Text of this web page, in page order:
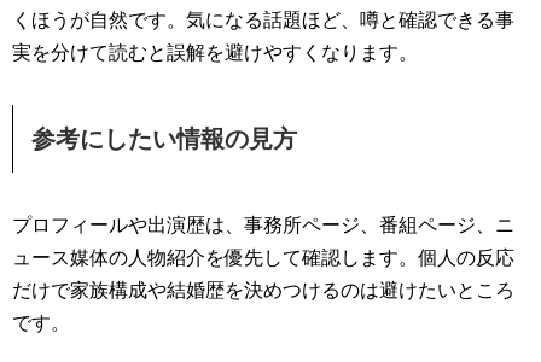
くほうが自然です。気になる話題ほど、噂と確認できる事
実を分けて読むと誤解を避けやすくなります。
参考にしたい情報の見方
プロフィールや出演歴は、事務所ページ、番組ページ、ニ
ュース媒体の人物紹介を優先して確認します。個人の反応
だけで家族構成や結婚歴を決めつけるのは避けたいところ
です。